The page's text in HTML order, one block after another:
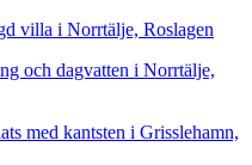
villa i Norrtälje, Roslagen
och dagvatten i Norrtälje,
med kantsten i Grisslehamn,